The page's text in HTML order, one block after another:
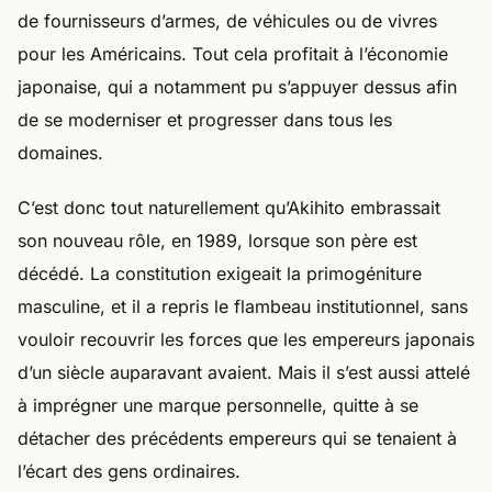
de fournisseurs d’armes, de véhicules ou de vivres
pour les Américains. Tout cela profitait à l’économie
japonaise, qui a notamment pu s’appuyer dessus afin
de se moderniser et progresser dans tous les
domaines.
C’est donc tout naturellement qu’Akihito embrassait
son nouveau rôle, en 1989, lorsque son père est
décédé. La constitution exigeait la primogéniture
masculine, et il a repris le flambeau institutionnel, sans
vouloir recouvrir les forces que les empereurs japonais
d’un siècle auparavant avaient. Mais il s’est aussi attelé
à imprégner une marque personnelle, quitte à se
détacher des précédents empereurs qui se tenaient à
l’écart des gens ordinaires.